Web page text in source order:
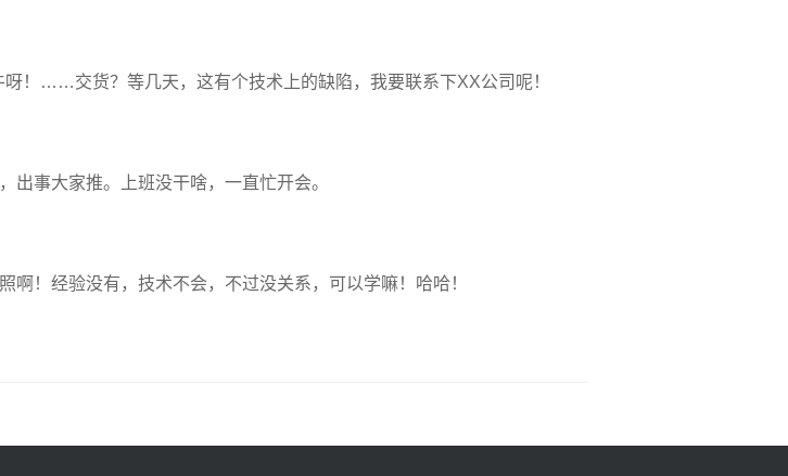
！……交货？等几天，这有个技术上的缺陷，我要联系下XX公司呢！
出事大家推。上班没干啥，一直忙开会。
啊！经验没有，技术不会，不过没关系，可以学嘛！哈哈！